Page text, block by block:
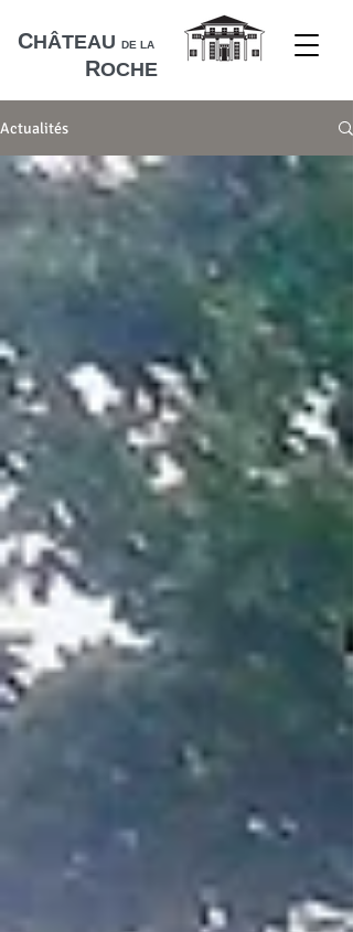
ROCHE
CHÂTEAU DE LA
Actualités